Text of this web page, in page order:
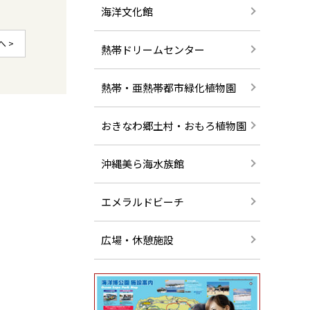
>
海洋文化館
熱帯ドリームセンター
熱帯・亜熱帯都市緑化植物園
おきなわ郷土村・おもろ植物園
沖縄美ら海水族館
エメラルドビーチ
広場・休憩施設